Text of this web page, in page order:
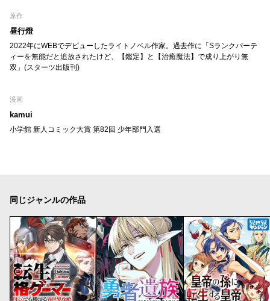
原作
昼行燈
2022年にWEBでデビューしたライトノベル作家。過去作に「Sランクパーテ
ィーを無能だと追放されたけど、【鑑定】と【治癒魔法】で成り上がり無
双」(スターツ出版刊)
漫画
kamui
小学館 新人コミック大賞 第82回 少年部門入選
同じジャンルの作品